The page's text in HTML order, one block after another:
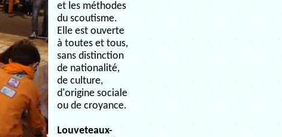
et les méthodes
du scoutisme.
Elle est ouverte
à toutes et tous,
sans distinction
de nationalité,
de culture,
d'origine sociale
ou de croyance.
Louveteaux-